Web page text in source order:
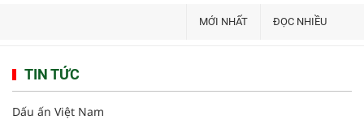
MỚI NHẤT ĐỌC NHIỀU
TIN TỨC
Dấu ấn Việt Nam